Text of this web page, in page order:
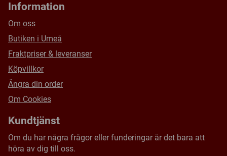
Information
Om oss
Butiken i Umeå
Fraktpriser & leveranser
Köpvillkor
Ångra din order
Om Cookies
Kundtjänst
Om du har några frågor eller funderingar är det bara att
höra av dig till oss.